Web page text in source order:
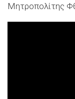
Μητροπολίτης